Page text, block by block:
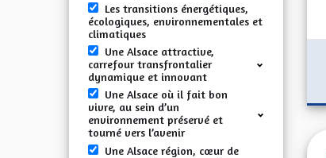
Les transitions énergétiques,
écologiques, environnementales et
climatiques
Une Alsace attractive,
carrefour transfrontalier
dynamique et innovant
Une Alsace où il fait bon
vivre, au sein d’un
environnement préservé et
tourné vers l’avenir
Une Alsace région, cœur de